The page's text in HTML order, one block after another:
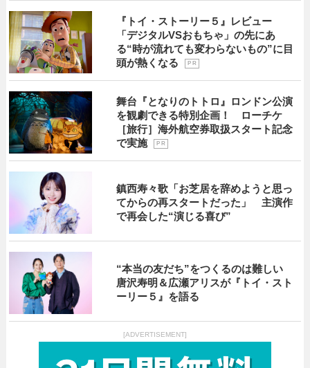
『トイ・ストーリー５』レビュー
「デジタルVSおもちゃ」の先にあ
る“時が流れても変わらないもの”に目
頭が熱くなる
P R
舞台『となりのトトロ』ロンドン公演
を観劇できる特別企画！ ローチケ
［旅行］海外航空券取扱スタート記念
で実施
P R
鎮西寿々歌「お芝居を辞めようと思っ
てからの再スタートだった」 主演作
で再会した“演じる喜び”
“本当の友だち”をつくるのは難しい
唐沢寿明＆広瀬アリスが『トイ・スト
ーリー５』を語る
[ADVERTISEMENT]